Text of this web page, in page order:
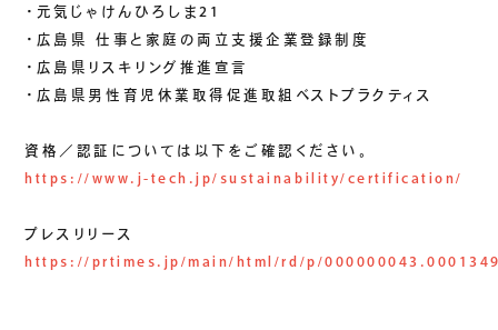
ACCESS
CONTACT
・元気じゃけんひろしま21
・広島県 仕事と家庭の両立支援企業登録制度
・広島県リスキリング推進宣言
・広島県男性育児休業取得促進取組ベストプラクティス
資格／認証については以下をご確認ください。
https://www.j-tech.jp/sustainability/certification/
プレスリリース
https://prtimes.jp/main/html/rd/p/